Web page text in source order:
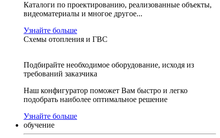
Каталоги по проектированию, реализованные объекты,
видеоматериалы и многое другое...
Узнайте больше
Схемы отопления и ГВС
Подбирайте необходимое оборудование, исходя из
требований заказчика
Наш конфигуратор поможет Вам быстро и легко
подобрать наиболее оптимальное решение
Узнайте больше
обучение